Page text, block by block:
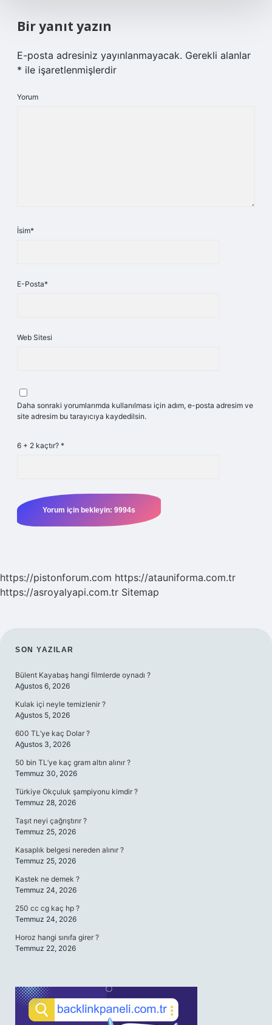
Bir yanıt yazın
E-posta adresiniz yayınlanmayacak. Gerekli alanlar
* ile işaretlenmişlerdir
Yorum
İsim*
E-Posta*
Web Sitesi
Daha sonraki yorumlarımda kullanılması için adım, e-posta adresim ve
site adresim bu tarayıcıya kaydedilsin.
6 + 2 kaçtır? *
https://pistonforum.com https://atauniforma.com.tr
https://asroyalyapi.com.tr Sitemap
SIDEBAR
SON YAZILAR
Bülent Kayabaş hangi filmlerde oynadı ?
Ağustos 6, 2026
Kulak içi neyle temizlenir ?
Ağustos 5, 2026
600 TL’ye kaç Dolar ?
Ağustos 3, 2026
50 bin TL’ye kaç gram altın alınır ?
Temmuz 30, 2026
Türkiye Okçuluk şampiyonu kimdir ?
Temmuz 28, 2026
Taşıt neyi çağrıştırır ?
Temmuz 25, 2026
Kasaplık belgesi nereden alınır ?
Temmuz 25, 2026
Kastek ne demek ?
Temmuz 24, 2026
250 cc cg kaç hp ?
Temmuz 24, 2026
Horoz hangi sınıfa girer ?
Temmuz 22, 2026